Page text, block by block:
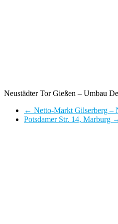
Neustädter Tor Gießen – Umbau
← Netto-Markt Gilserberg –
Potsdamer Str. 14, Marburg